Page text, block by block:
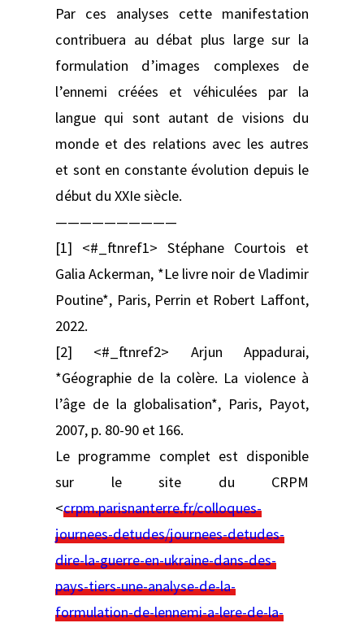
Par ces analyses cette manifestation
contribuera au débat plus large sur la
formulation d’images complexes de
l’ennemi créées et véhiculées par la
langue qui sont autant de visions du
monde et des relations avec les autres
et sont en constante évolution depuis le
début du XXIe siècle.
——————————
[1] <#_ftnref1> Stéphane Courtois et
Galia Ackerman, *Le livre noir de Vladimir
Poutine*, Paris, Perrin et Robert Laffont,
2022.
[2] <#_ftnref2> Arjun Appadurai,
*Géographie de la colère. La violence à
l’âge de la globalisation*, Paris, Payot,
2007, p. 80-90 et 166.
Le programme complet est disponible
sur le site du CRPM
<crpm.parisnanterre.fr/colloques-
journees-detudes/journees-detudes-
dire-la-guerre-en-ukraine-dans-des-
pays-tiers-une-analyse-de-la-
formulation-de-lennemi-a-lere-de-la-